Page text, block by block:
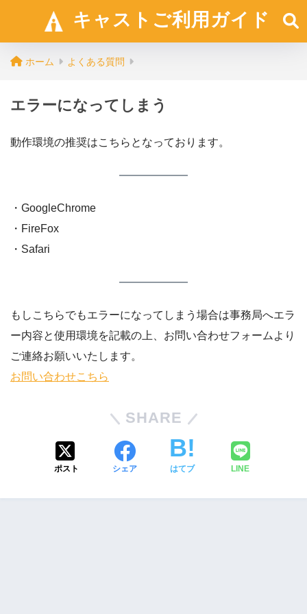
キャストご利用ガイド
ホーム よくある質問
エラーになってしまう
動作環境の推奨はこちらとなっております。
・GoogleChrome
・FireFox
・Safari
もしこちらでもエラーになってしまう場合は事務局へエラ
ー内容と使用環境を記載の上、お問い合わせフォームより
ご連絡お願いいたします。
お問い合わせこちら
SHARE
ポスト シェア はてブ LINE